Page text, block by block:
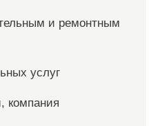
и ремонтным
услуг
компания